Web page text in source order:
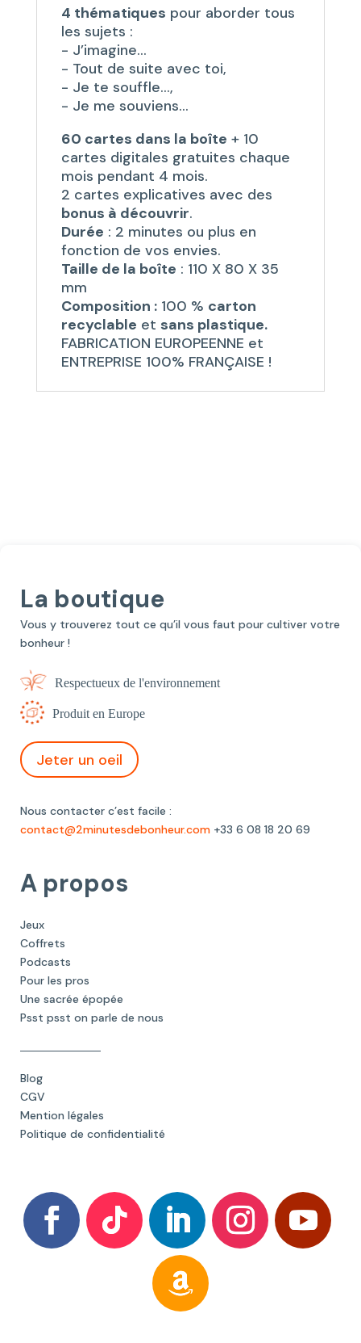
4 thématiques pour aborder tous
les sujets :
- J’imagine…
- Tout de suite avec toi,
- Je te souffle…,
- Je me souviens…
60 cartes dans la boîte + 10
cartes digitales gratuites chaque
mois pendant 4 mois.
2 cartes explicatives avec des
bonus à découvrir.
Durée : 2 minutes ou plus en
fonction de vos envies.
Taille de la boîte : 110 X 80 X 35
mm
Composition :100 % carton
recyclable et sans plastique.
FABRICATION EUROPEENNE et
ENTREPRISE 100% FRANÇAISE !
La boutique
Vous y trouverez tout ce qu’il vous faut pour cultiver votre
bonheur !
Respectueux de l'environnement
Produit en Europe
Jeter un oeil
Nous contacter c’est facile :
contact@2minutesdebonheur.com +33 6 08 18 20 69
A propos
Jeux
Coffrets
Podcasts
Pour les pros
Une sacrée épopée
Psst psst on parle de nous
Blog
CGV
Mention légales
Politique de confidentialité